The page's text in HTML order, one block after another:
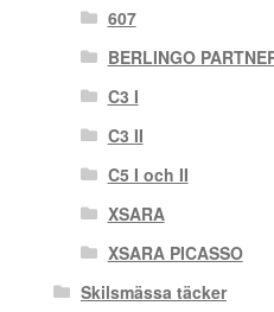
607
BERLINGO
C3 I
C3 II
C5 I och II
XSARA
XSARA PICASSO
Skilsmässa täcker